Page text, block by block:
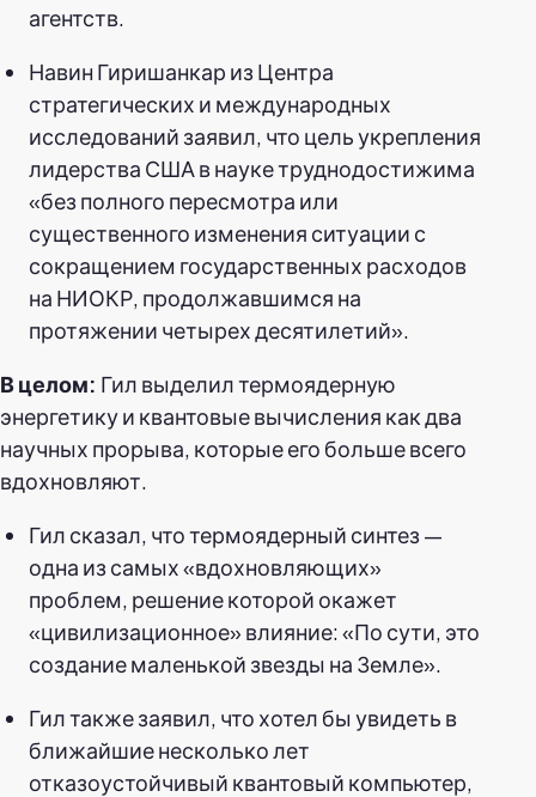
агентств.
Навин Гиришанкар из Центра
стратегических и международных
исследований заявил, что цель укрепления
лидерства США в науке труднодостижима
«без полного пересмотра или
существенного изменения ситуации с
сокращением государственных расходов
на НИОКР, продолжавшимся на
протяжении четырех десятилетий».
В целом: Гил выделил термоядерную
энергетику и квантовые вычисления как два
научных прорыва, которые его больше всего
вдохновляют.
Гил сказал, что термоядерный синтез —
одна из самых «вдохновляющих»
проблем, решение которой окажет
«цивилизационное» влияние: «По сути, это
создание маленькой звезды на Земле».
Гил также заявил, что хотел бы увидеть в
ближайшие несколько лет
отказоустойчивый квантовый компьютер,